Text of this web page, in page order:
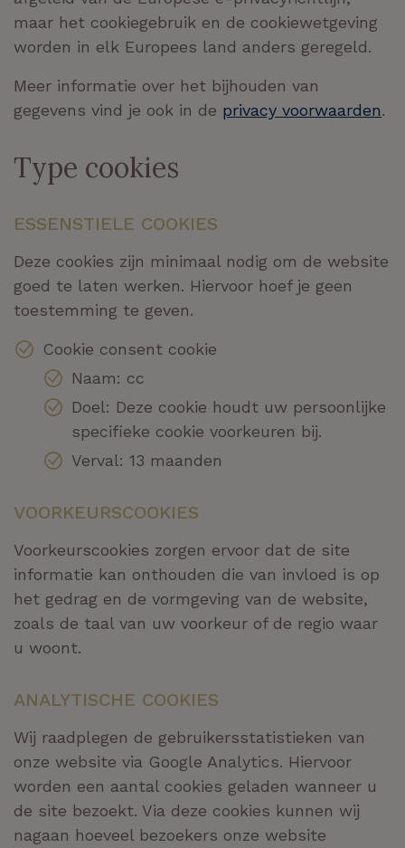
maar het cookiegebruik en de cookiewetgeving
worden in elk Europees land anders geregeld.
Meer informatie over het bijhouden van
gegevens vind je ook in de privacy voorwaarden.
Type cookies
ESSENSTIELE COOKIES
Deze cookies zijn minimaal nodig om de website
goed te laten werken. Hiervoor hoef je geen
toestemming te geven.
Cookie consent cookie
Naam: cc
Doel: Deze cookie houdt uw persoonlijke
specifieke cookie voorkeuren bij.
Verval: 13 maanden
VOORKEURSCOOKIES
Voorkeurscookies zorgen ervoor dat de site
informatie kan onthouden die van invloed is op
het gedrag en de vormgeving van de website,
zoals de taal van uw voorkeur of de regio waar
u woont.
ANALYTISCHE COOKIES
Wij raadplegen de gebruikersstatistieken van
onze website via Google Analytics. Hiervoor
worden een aantal cookies geladen wanneer u
de site bezoekt. Via deze cookies kunnen wij
nagaan hoeveel bezoekers onze website